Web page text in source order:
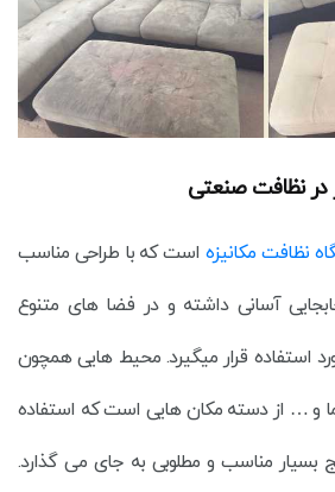
در نظافت صنعتی
نظافت مکانیزهاست که با طراحی مناسب
آسانی داشته و در فضا های متنوع
استفاده قرار میگیرد. محیط هایی همچون
و … از دسته مکان هایی است که استفاده
بسیار مناسب و مطلوبی به جای می گذارد.